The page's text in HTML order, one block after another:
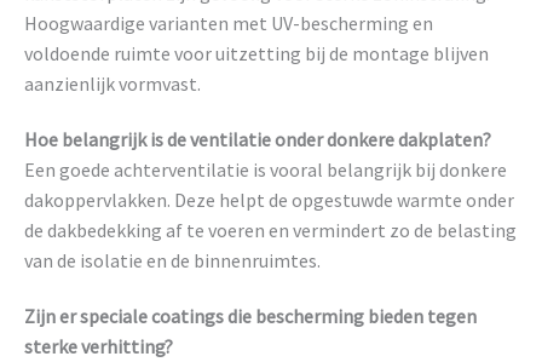
Hoogwaardige varianten met UV-bescherming en
voldoende ruimte voor uitzetting bij de montage blijven
aanzienlijk vormvast.
Hoe belangrijk is de ventilatie onder donkere dakplaten?
Een goede achterventilatie is vooral belangrijk bij donkere
dakoppervlakken. Deze helpt de opgestuwde warmte onder
de dakbedekking af te voeren en vermindert zo de belasting
van de isolatie en de binnenruimtes.
Zijn er speciale coatings die bescherming bieden tegen
sterke verhitting?